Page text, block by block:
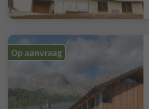
Op aanvraag